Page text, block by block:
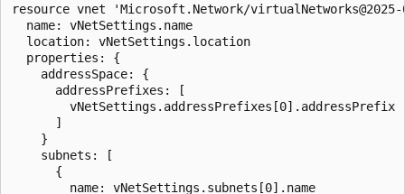
resource vnet 'Microsoft.Network/
  name: vNetSettings.name
  location: vNetSettings.location
  properties: {
    addressSpace: {
      addressPrefixes: [
        vNetSettings.addressPrefixes[0].addressPrefix
      ]
    }
    subnets: [
      {
        name: vNetSettings.subnets[0].name